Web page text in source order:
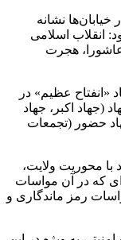
خیابان‌ها نشانه
انقلاب اسلامی
عاشورا، هجرت
«انفتاح عظیم» در
(جهاد اکبر، جهاد
حضور (تجمعات
محوریت ولایت،
که در آن مواسات
رمز ماندگاری و